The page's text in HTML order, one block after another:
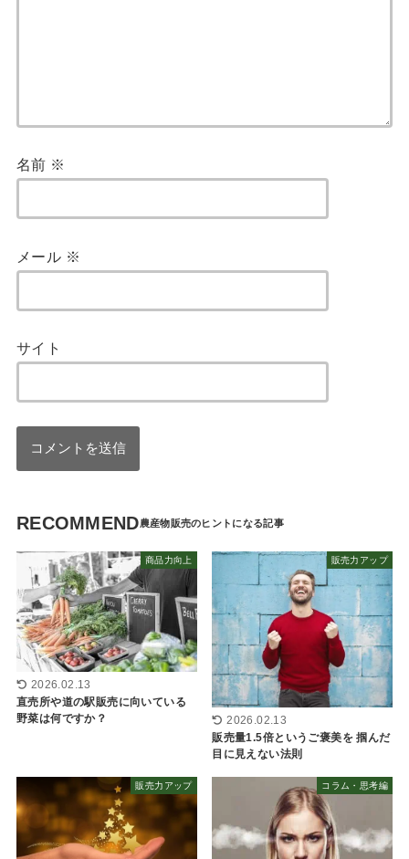
名前 ※
メール ※
サイト
RECOMMEND
商品力向上
2026.02.13
直売所や道の駅販売に向いている
野菜は何ですか？
販売力アップ
2026.02.13
販売量1.5倍というご褒美を 掴んだ
目に見えない法則
販売力アップ コラム・思考編